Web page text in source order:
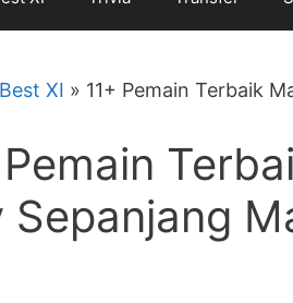
Best XI » 11+ Pemain Terbaik
Pemain
Sepanjang